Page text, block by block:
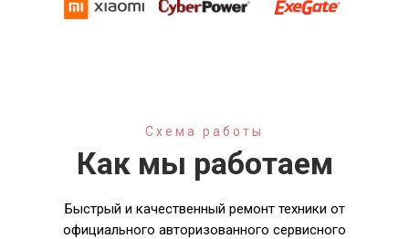
Как мы работаем
Быстрый и качественный ремонт техники от
официального авторизованного сервисного
Схема работы